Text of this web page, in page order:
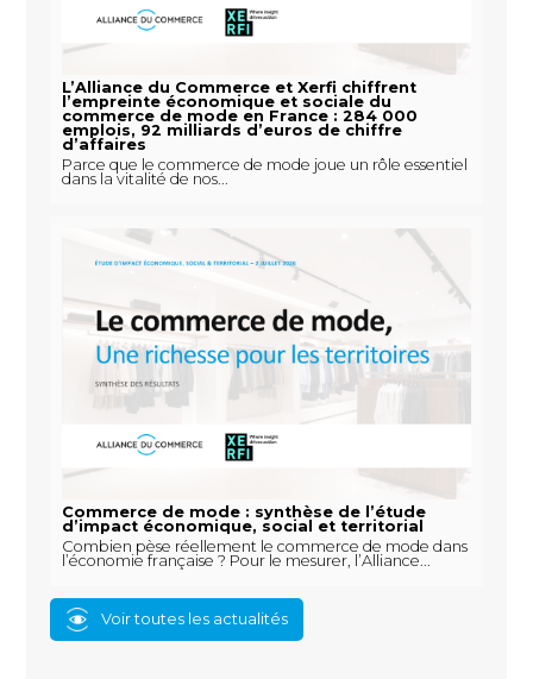
L’Alliance du Commerce et Xerfi chiffrent
l’empreinte économique et sociale du
commerce de mode en France : 284 000
emplois, 92 milliards d’euros de chiffre
d’affaires
Parce que le commerce de mode joue un rôle essentiel
dans la vitalité de nos...
Commerce de mode : synthèse de l’étude
d’impact économique, social et territorial
Combien pèse réellement le commerce de mode dans
l’économie française ? Pour le mesurer, l’Alliance...
Voir toutes les actualités